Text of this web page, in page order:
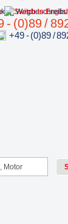
|
- (0)89 /
+49 - (0)89 /